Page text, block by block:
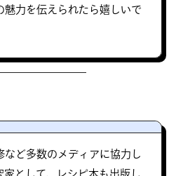
魅力を伝えられたら嬉しいで
など多数のメディアに協力し
として、レシピ本も出版し